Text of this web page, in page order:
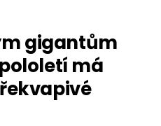
gigantům
má